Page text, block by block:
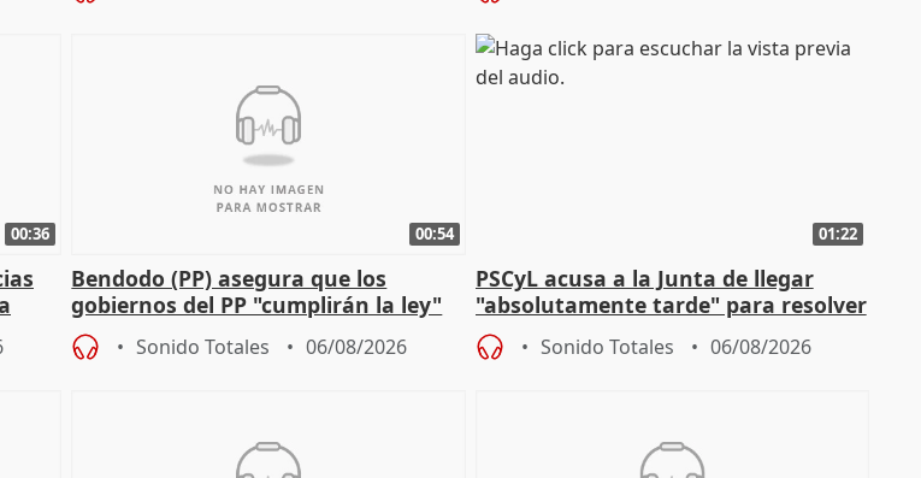
00:36 00:54
Bendodo (PP) asegura que los
gobiernos del PP "cumplirán la ley"
sobre los menores migrantes
Sonido Totales 06/08/2026
01:22
PSCyL acusa a la Junta de llegar
"absolutamente tarde" para resolver
problemas como Newcastle
Sonido Totales 06/08/2026